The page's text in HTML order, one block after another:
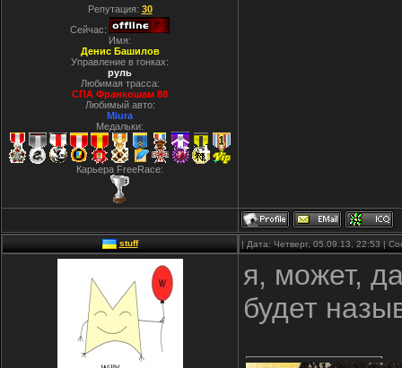
Репутация: 30
Сейчас:
Имя:
Денис Башилов
Управление в гонках:
руль
Любимая трасса:
СПА Франкошам 88
Любимый авто:
Miura
Медальки:
Карьера FreeRace:
stuff | Дата: Четверг, 05.09.13, 22:53 |
я, может,
будет